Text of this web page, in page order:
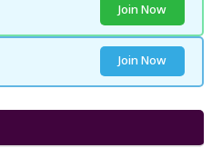
Join Now
Join Now